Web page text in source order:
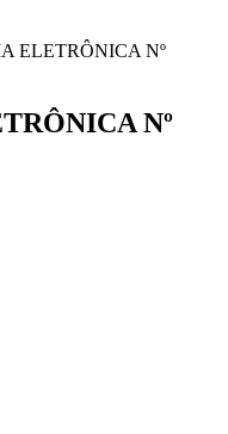
ELETRÔNICA Nº
Nº